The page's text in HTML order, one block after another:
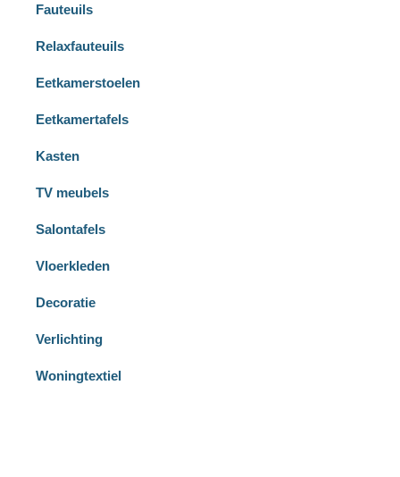
Fauteuils
Relaxfauteuils
Eetkamerstoelen
Eetkamertafels
Kasten
TV meubels
Salontafels
Vloerkleden
Decoratie
Verlichting
Woningtextiel